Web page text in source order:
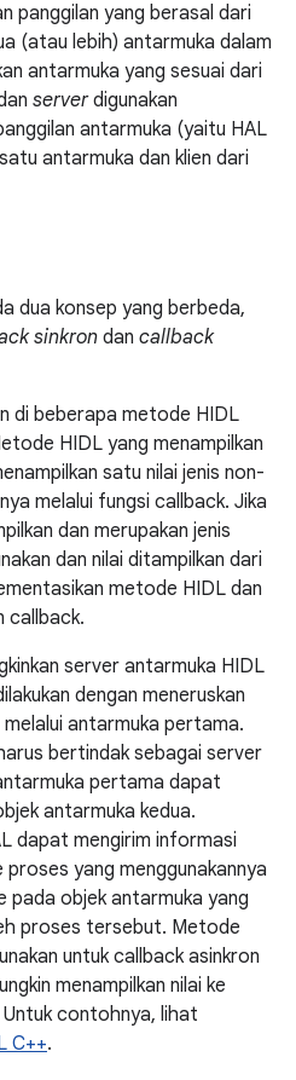
panggilan yang berasal dari
(atau lebih) antarmuka dalam
antarmuka yang sesuai dari
serverdigunakan
antarmuka (yaitu HAL
antarmuka dan klien dari
dua konsep yang berbeda,
sinkrondan callback
di beberapa metode HIDL
HIDL yang menampilkan
satu nilai jenis non-
melalui fungsi callback. Jika
dan merupakan jenis
dan nilai ditampilkan dari
metode HIDL dan
callback.
server antarmuka HIDL
dengan meneruskan
antarmuka pertama.
bertindak sebagai server
pertama dapat
antarmuka kedua.
dapat mengirim informasi
yang menggunakannya
pada objek antarmuka yang
proses tersebut. Metode
untuk callback asinkron
menampilkan nilai ke
Untuk contohnya, lihat
C++.